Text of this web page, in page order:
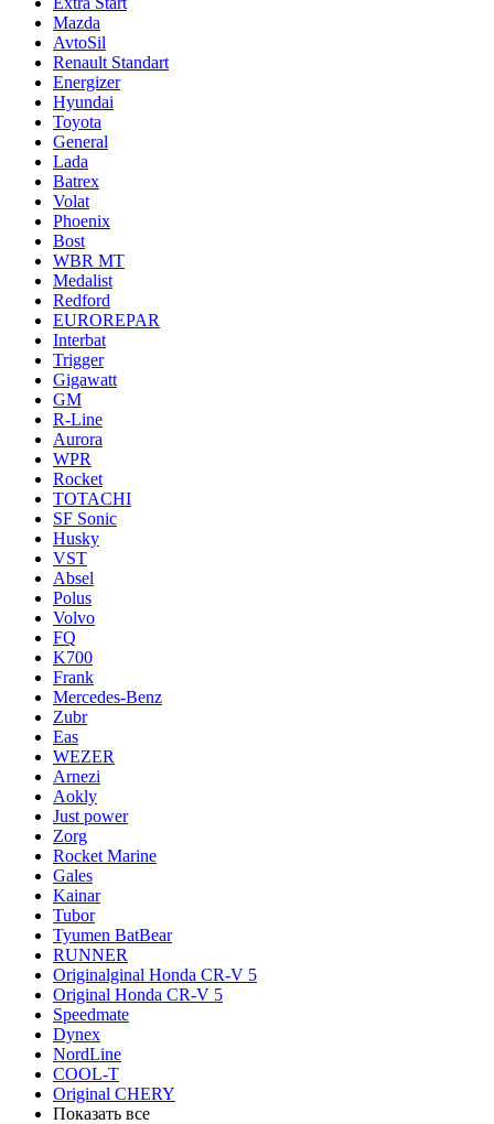
Mazda
AvtoSil
Renault Standart
Energizer
Hyundai
Toyota
General
Lada
Batrex
Volat
Phoenix
Bost
WBR MT
Medalist
Redford
EUROREPAR
Interbat
Trigger
Gigawatt
GM
R-Line
Aurora
WPR
Rocket
TOTACHI
SF Sonic
Husky
VST
Absel
Polus
Volvo
FQ
K700
Frank
Mercedes-Benz
Zubr
Eas
WEZER
Arnezi
Aokly
Just power
Zorg
Rocket Marine
Gales
Kainar
Tubor
Tyumen BatBear
RUNNER
Originalginal Honda CR-V 5
Original Honda CR-V 5
Speedmate
Dynex
NordLine
COOL-T
Original СHERY
Показать все